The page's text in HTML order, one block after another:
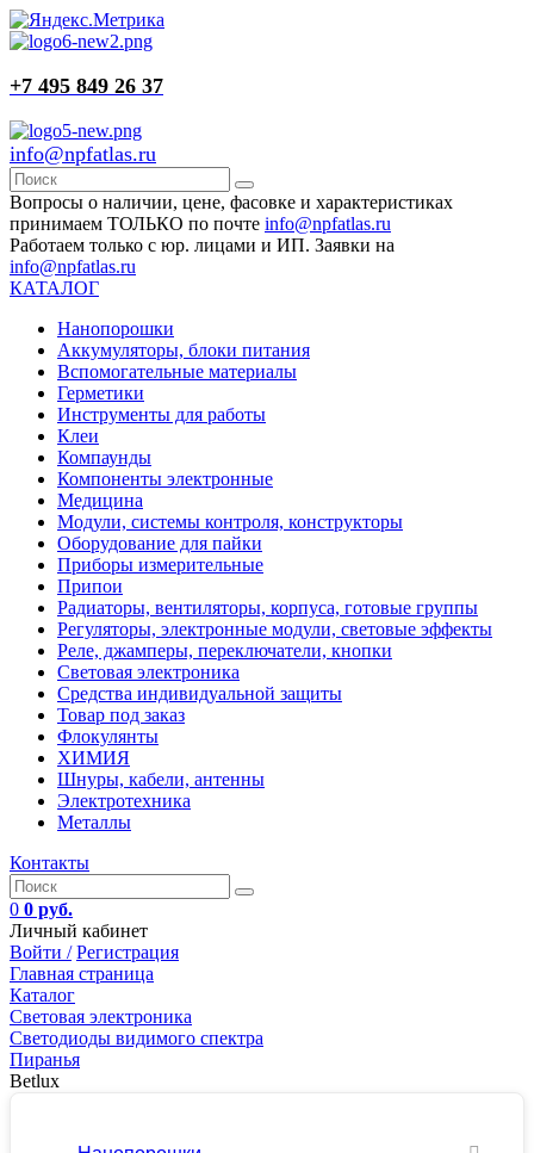
+7 495 849 26 37
info@npfatlas.ru
Вопросы о наличии, цене, фасовке и характеристиках
принимаем ТОЛЬКО по почте info@npfatlas.ru
Работаем только с юр. лицами и ИП. Заявки на
info@npfatlas.ru
КАТАЛОГ
Нанопорошки
Аккумуляторы, блоки питания
Вспомогательные материалы
Герметики
Инструменты для работы
Клеи
Компаунды
Компоненты электронные
Медицина
Модули, системы контроля, конструкторы
Оборудование для пайки
Приборы измерительные
Припои
Радиаторы, вентиляторы, корпуса, готовые группы
Регуляторы, электронные модули, световые эффекты
Реле, джамперы, переключатели, кнопки
Световая электроника
Средства индивидуальной защиты
Товар под заказ
Флокулянты
ХИМИЯ
Шнуры, кабели, антенны
Электротехника
Металлы
Контакты
0 0 руб.
Личный кабинет
Войти / Регистрация
Главная страница
Каталог
Световая электроника
Светодиоды видимого спектра
Пиранья
Betlux